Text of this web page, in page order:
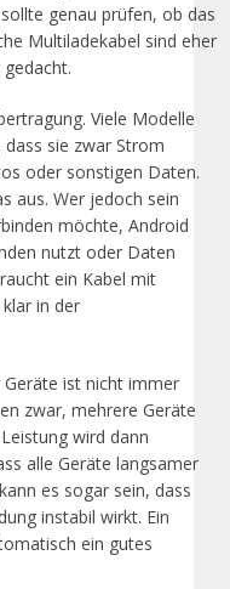
genau prüfen, ob das
Multiladekabel sind eher
Viele Modelle
sie zwar Strom
oder sonstigen Daten.
aus. Wer jedoch sein
möchte, Android
nutzt oder Daten
ein Kabel mit
in der
ist nicht immer
zwar, mehrere Geräte
wird dann
alle Geräte langsamer
es sogar sein, dass
instabil wirkt. Ein
ein gutes